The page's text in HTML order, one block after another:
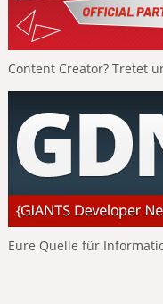
Content Creator? Tretet
Eure Quelle für